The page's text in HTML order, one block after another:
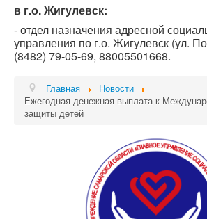
в г.о. Жигулевск:
- отдел назначения адресной
управления по г.о. Жигулевск (ул.
(8482) 79-05-69, 88005501668.
Главная
Новости
Ежегодная денежная выплата к
защиты детей